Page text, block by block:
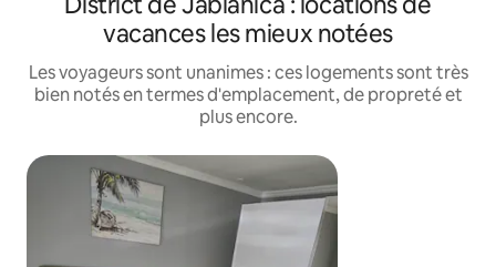
vacances les mieux notées
Les voyageurs sont unanimes : ces logements sont très
bien notés en termes d'emplacement, de propreté et
plus encore.